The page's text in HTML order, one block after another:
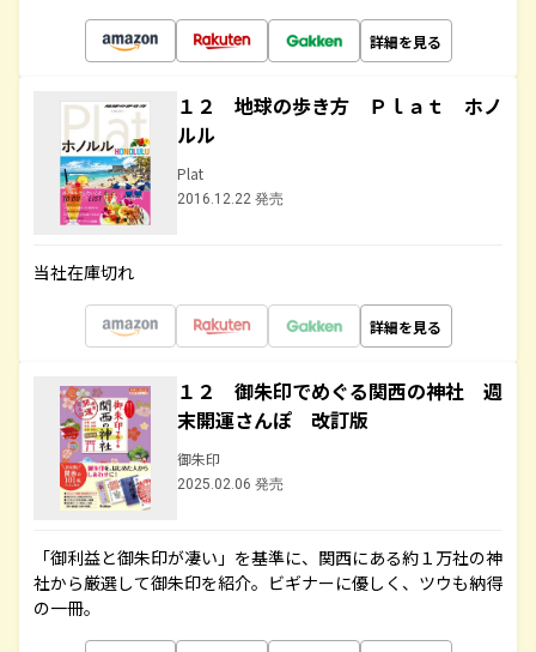
詳細を見る
１２ 地球の歩き方 Ｐｌａｔ ホノ
ルル
Plat
2016.12.22 発売
当社在庫切れ
詳細を見る
１２ 御朱印でめぐる関西の神社 週
末開運さんぽ 改訂版
御朱印
2025.02.06 発売
「御利益と御朱印が凄い」を基準に、関西にある約１万社の神
社から厳選して御朱印を紹介。ビギナーに優しく、ツウも納得
の一冊。